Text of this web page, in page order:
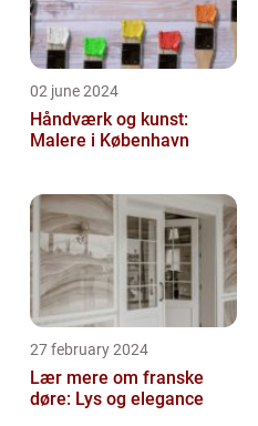
02 june 2024
Håndværk og kunst:
Malere i København
27 february 2024
Lær mere om franske
døre: Lys og elegance